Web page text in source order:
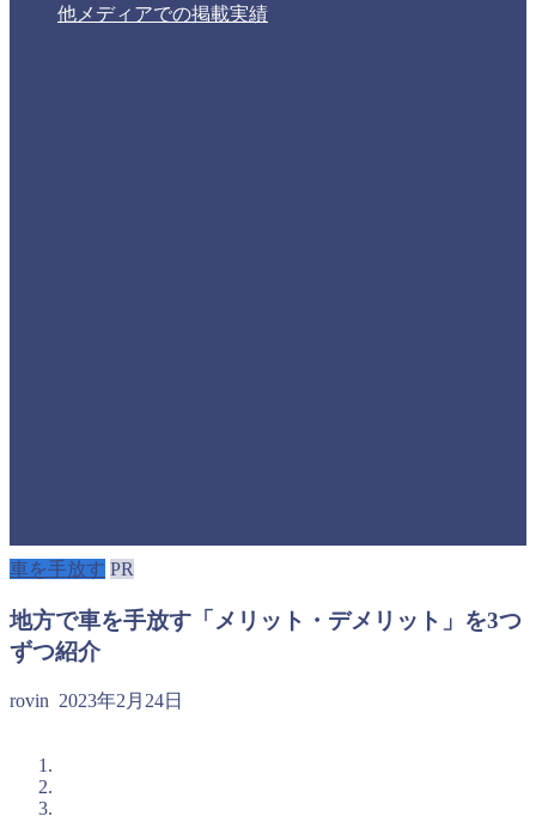
他メディアでの掲載実績
車を手放す PR
地方で車を手放す「メリット・デメリット」を3つ
ずつ紹介
rovin 2023年2月24日